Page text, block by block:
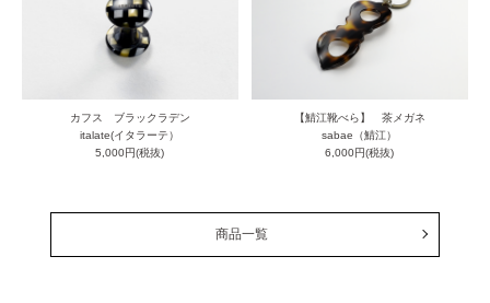
カフス ブラックラデン
italate(イタラーテ）
5,000円(税抜)
【鯖江靴べら】 茶メガネ
sabae（鯖江）
6,000円(税抜)
商品一覧